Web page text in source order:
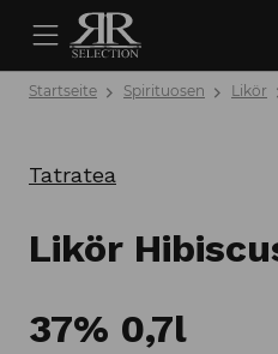
Startseite Spirituosen Likör
Tatratea
Likör
37% 0,7l